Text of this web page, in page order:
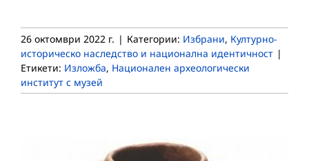
26 октомври 2022 г. | Категории: Избрани, Културно-
историческо наследство и национална идентичност |
Етикети: Изложба, Национален археологически
институт с музей